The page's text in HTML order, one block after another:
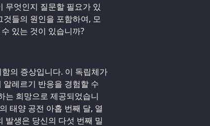
무엇인지 질문할 필요가 있
들의 원인을 포함하여, 모
있는 것이 있습니까?
의 증상입니다. 이 독립체가
레르기 반응을 경험할 수
는 희망으로 제공되었습니
태양 공전 아홉 번째 달, 열
발생은 당신의 다섯 번째 밀